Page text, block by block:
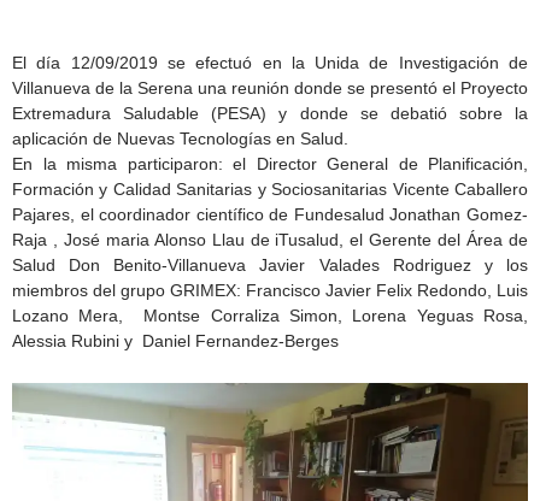
El día 12/09/2019 se efectuó en la Unida de Investigación de
Villanueva de la Serena una reunión donde se presentó el Proyecto
Extremadura Saludable (PESA) y donde se debatió sobre la
aplicación de Nuevas Tecnologías en Salud.
En la misma participaron: el Director General de Planificación,
Formación y Calidad Sanitarias y Sociosanitarias Vicente Caballero
Pajares, el coordinador científico de Fundesalud Jonathan Gomez-
Raja , José maria Alonso Llau de iTusalud, el Gerente del Área de
Salud Don Benito-Villanueva Javier Valades Rodriguez y los
miembros del grupo GRIMEX: Francisco Javier Felix Redondo, Luis
Lozano Mera, Montse Corraliza Simon, Lorena Yeguas Rosa,
Alessia Rubini y Daniel Fernandez-Berges